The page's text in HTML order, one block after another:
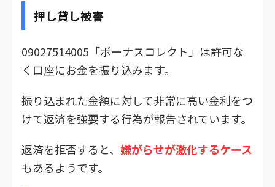
押し貸し被害
09027514005「ボーナスコレクト」は許可な
く口座にお金を振り込みます。
振り込まれた金額に対して非常に高い金利をつ
けて返済を強要する行為が報告されています。
返済を拒否すると、 嫌がらせが激化するケース
もあるようです。